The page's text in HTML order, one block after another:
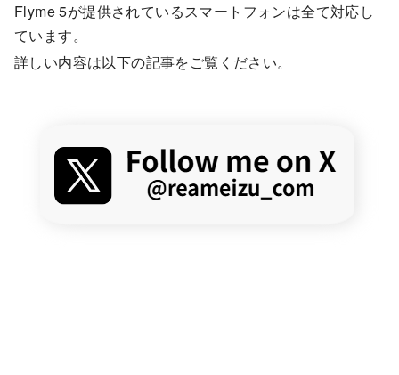
Flyme 5が提供されているスマートフォンは全て対応し
ています。
詳しい内容は以下の記事をご覧ください。